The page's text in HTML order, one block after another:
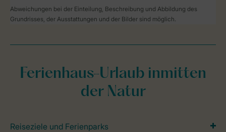
Abweichungen bei der Einteilung, Beschreibung und Abbildung des
Grundrisses, der Ausstattungen und der Bilder sind möglich.
Ferienhaus-Urlaub inmitten
der Natur
Reiseziele und Ferienparks